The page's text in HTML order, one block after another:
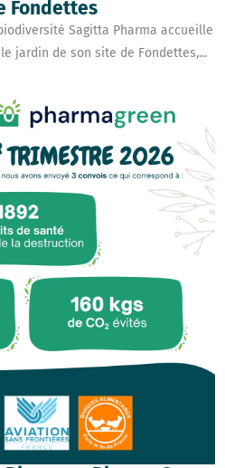
Fondettes
Sagitta Pharma accueille
jardin de son site de Fondettes,...